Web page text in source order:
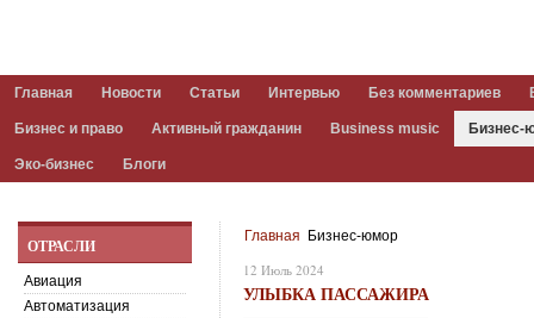
Главная Новости Статьи Интервью Без комментариев
Бизнес и право Активный гражданин Business music Бизнес-
Эко-бизнес Блоги
Главная Бизнес-юмор
12 Июль 2024
УЛЫБКА ПАССАЖИРА
ОТРАСЛИ
Авиация
Автоматизация